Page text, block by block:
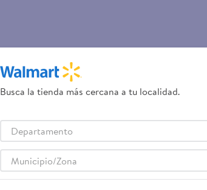
Busca la tienda más cercana a tu localidad.
Departamento
Municipio/Zona